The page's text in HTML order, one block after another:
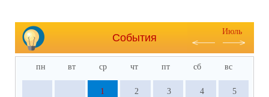
События
Июль
пн вт ср чт пт сб вс
1 2 3 4 5